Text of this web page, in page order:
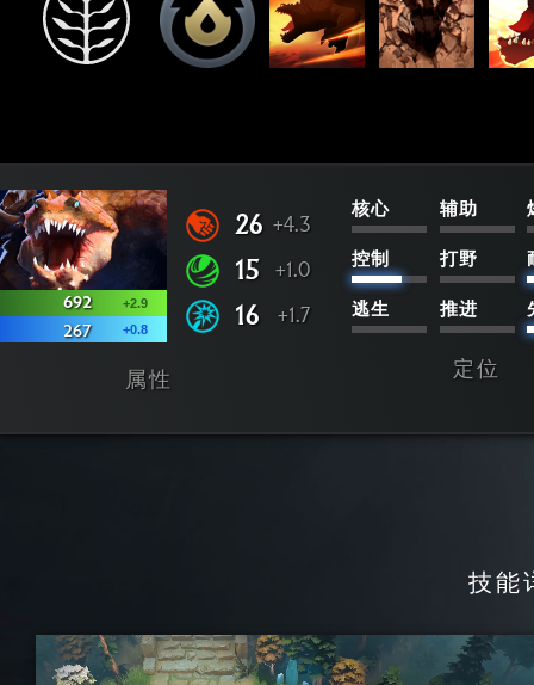
692 +2.9
267 +0.8
26 +4.3
15 +1.0
16 +1.7
属性
核心 辅助
控制 打野
逃生 推进
定位
技能